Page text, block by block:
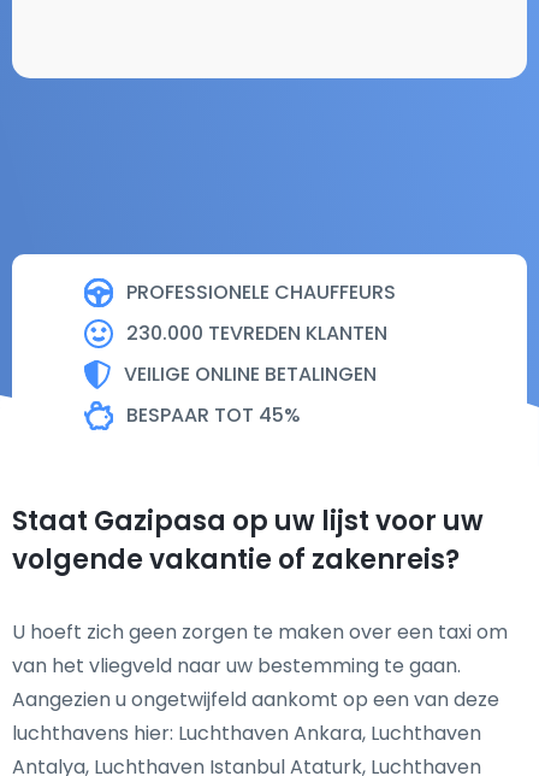
PROFESSIONELE CHAUFFEURS
230.000 TEVREDEN KLANTEN
VEILIGE ONLINE BETALINGEN
BESPAAR TOT 45%
Staat Gazipasa op uw lijst voor uw
volgende vakantie of zakenreis?
U hoeft zich geen zorgen te maken over een taxi om
van het vliegveld naar uw bestemming te gaan.
Aangezien u ongetwijfeld aankomt op een van deze
luchthavens hier: Luchthaven Ankara, Luchthaven
Antalya, Luchthaven Istanbul Ataturk, Luchthaven